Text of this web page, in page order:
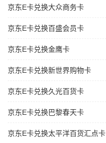
京东E卡兑换大众商务卡
京东E卡兑换百盛会员卡
京东E卡兑换金鹰卡
京东E卡兑换新世界购物卡
京东E卡兑换久光百货卡
京东E卡兑换巴黎春天卡
京东E卡兑换太平洋百货汇点卡